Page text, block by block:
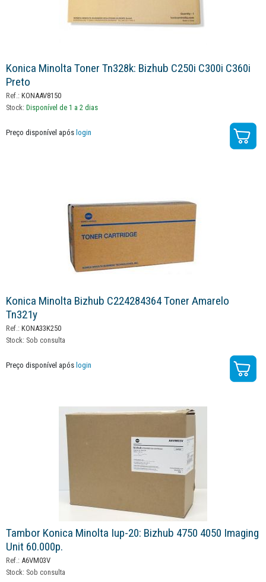
Konica Minolta Toner Tn328k: Bizhub C250i C300i C360i
Preto
Ref.: KONAAV8150
Stock: Disponível de 1 a 2 dias
Preço disponível após login
Konica Minolta Bizhub C224284364 Toner Amarelo
Tn321y
Ref.: KONA33K250
Stock: Sob consulta
Preço disponível após login
Tambor Konica Minolta Iup-20: Bizhub 4750 4050 Imaging
Unit 60.000p.
Ref.: A6VM03V
Stock: Sob consulta